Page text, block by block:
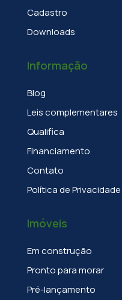
Cadastro
Downloads
Informação
Blog
Leis complementares
Qualifica
Financiamento
Contato
Política de Privacidade
Imóveis
Em construção
Pronto para morar
Pré-lançamento